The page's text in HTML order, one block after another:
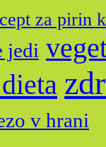
za pirin
jedi
v hrani